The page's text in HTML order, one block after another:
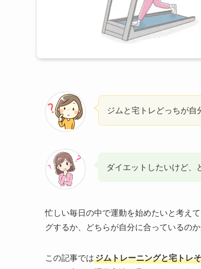
ジムと宅トレどっちが自
ダイエットしたいけど、
忙しい毎日の中で運動を始めたいと考え
グするか、どちらが自分に合っているの
この記事ではジムトレーニングと宅トレ